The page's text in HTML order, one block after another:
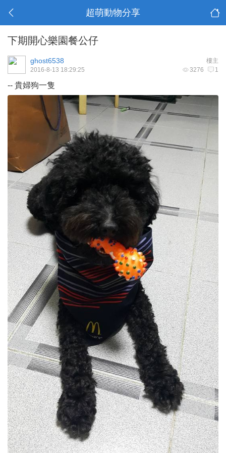
超萌動物分享
下期開心樂園餐公仔
樓主
ghost6538
3276 1
2016-8-13 18:29:25
-- 貴婦狗一隻